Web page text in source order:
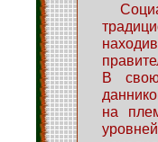
В
на